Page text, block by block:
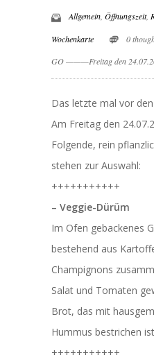
Allgemein, Öffnungszeit,
Wochenkarte 0
GO ———Freitag den
Das letzte mal vor
Am Freitag den
Folgende, rein
stehen zur Auswahl:
+++++++++++
– Veggie-Dürüm
Im Ofen gebackenes
bestehend aus
Champignons
Salat und Tomaten
Brot, das mit
Hummus bestrichen
+++++++++++